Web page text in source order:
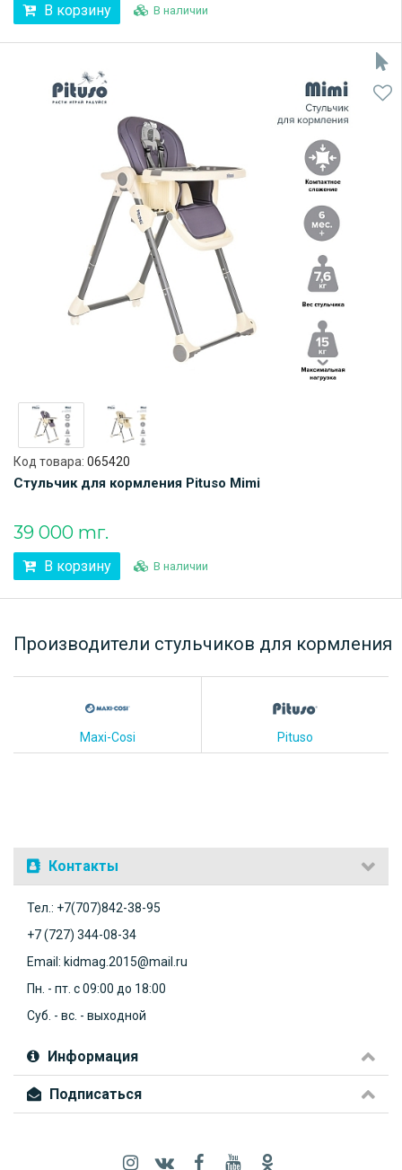
В корзину В наличии
Код товара: 065420
Стульчик для кормления Pituso Mimi
39 000 тг.
В корзину В наличии
Производители стульчиков для кормления
Maxi-Cosi Pituso
Контакты
Тел.: +7(707)842-38-95
+7 (727) 344-08-34
Email: kidmag.2015@mail.ru
Пн. - пт. с 09:00 до 18:00
Суб. - вс. - выходной
Информация
Подписаться